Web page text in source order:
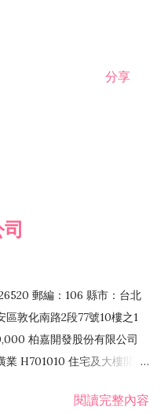
分享
郵編：106 縣市：台北
敦化南路2段77號10樓之1
柏嘉開發股份有限公司
業 H701010 住宅及大樓開發
不動產租賃業 I503010
閱讀完整內容